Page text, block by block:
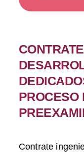
CONTRATE
PROCESO
Contrate